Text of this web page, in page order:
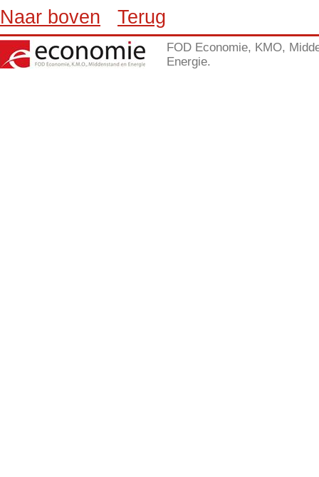
Naar boven Terug
FOD Economie, KMO,
Energie.